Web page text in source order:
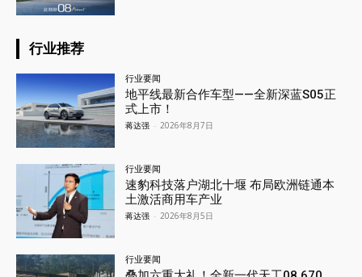
行业推荐
行业要闻
地平线最新合作车型——全新深蓝S05正
式上市！
蒋达强 - 2026年8月7日
行业要闻
速豹科技落户湖北十堰 布局欧洲链通本
土激活商用车产业
蒋达强 - 2026年8月5日
行业要闻